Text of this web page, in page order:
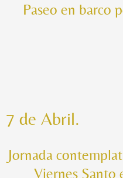
Paseo en barco
7 de Abril.
Jornada
Viernes Santo